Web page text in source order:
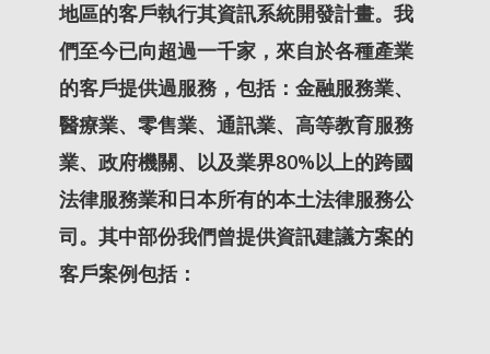
地區的客戶執行其資訊系統開發計畫。我
們至今已向超過一千家，來自於各種產業
的客戶提供過服務，包括：金融服務業、
醫療業、零售業、通訊業、高等教育服務
業、政府機關、以及業界80%以上的跨國
法律服務業和日本所有的本土法律服務公
司。其中部份我們曾提供資訊建議方案的
客戶案例包括：